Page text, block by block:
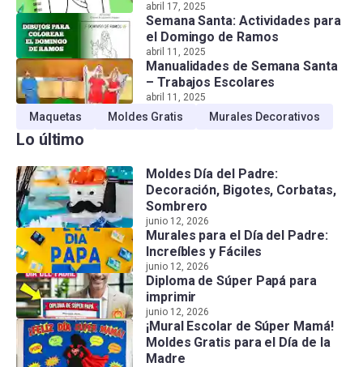
abril 17, 2025
Semana Santa: Actividades para
el Domingo de Ramos
abril 11, 2025
Manualidades de Semana Santa
– Trabajos Escolares
abril 11, 2025
Maquetas Moldes Gratis Murales Decorativos
Lo último
Moldes Día del Padre:
Decoración, Bigotes, Corbatas,
Sombrero
junio 12, 2026
Murales para el Día del Padre:
Increíbles y Fáciles
junio 12, 2026
Diploma de Súper Papá para
imprimir
junio 12, 2026
¡Mural Escolar de Súper Mamá!
Moldes Gratis para el Día de la
Madre